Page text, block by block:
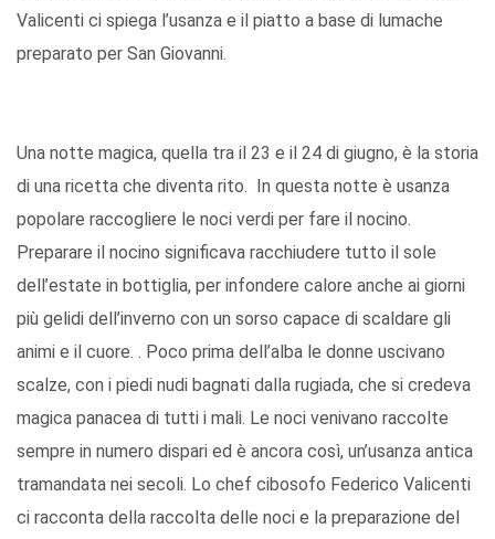
Valicenti ci spiega l’usanza e il piatto a base di lumache
preparato per San Giovanni.
Una notte magica, quella tra il 23 e il 24 di giugno, è la storia
di una ricetta che diventa rito. In questa notte è usanza
popolare raccogliere le noci verdi per fare il nocino.
Preparare il nocino significava racchiudere tutto il sole
dell’estate in bottiglia, per infondere calore anche ai giorni
più gelidi dell’inverno con un sorso capace di scaldare gli
animi e il cuore. . Poco prima dell’alba le donne uscivano
scalze, con i piedi nudi bagnati dalla rugiada, che si credeva
magica panacea di tutti i mali. Le noci venivano raccolte
sempre in numero dispari ed è ancora così, un’usanza antica
tramandata nei secoli. Lo chef cibosofo Federico Valicenti
ci racconta della raccolta delle noci e la preparazione del